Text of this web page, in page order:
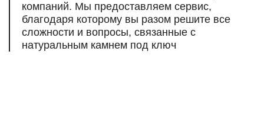
компаний. Мы предоставляем сервис,
благодаря которому вы разом решите все
сложности и вопросы, связанные с
натуральным камнем под ключ